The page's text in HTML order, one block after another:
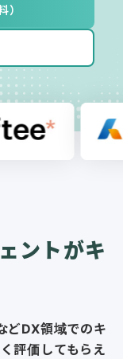
）
ントがキ
どDX領域でのキ
評価してもらえ